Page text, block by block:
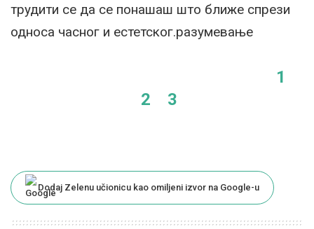
трудити се да се понашаш што ближе спрези
односа часног и естетског.разумевање
1
2
3
Dodaj Zelenu učionicu kao omiljeni izvor na Google-u